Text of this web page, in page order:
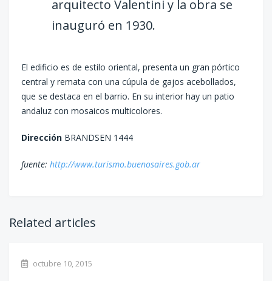
arquitecto Valentini y la obra se
inauguró en 1930.
El edificio es de estilo oriental, presenta un gran pórtico
central y remata con una cúpula de gajos acebollados,
que se destaca en el barrio. En su interior hay un patio
andaluz con mosaicos multicolores.
Dirección BRANDSEN 1444
fuente: http://www.turismo.buenosaires.gob.ar
Related articles
octubre 10, 2015